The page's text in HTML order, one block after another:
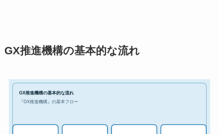
GX推進機構の基本的な流れ
GX推進機構の基本的な流れ
『GX推進機構』の基本フロー